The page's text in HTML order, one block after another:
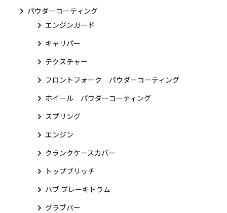
パウダーコーティング
エンジンガード
キャリパー
テクスチャー
フロントフォーク パウダーコーティング
ホイール パウダーコーティング
スプリング
エンジン
クランクケースカバー
トップブリッチ
ハブ ブレーキドラム
グラブバー